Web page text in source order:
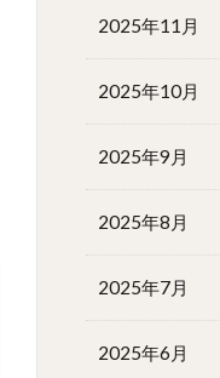
2025年11月
2025年10月
2025年9月
2025年8月
2025年7月
2025年6月